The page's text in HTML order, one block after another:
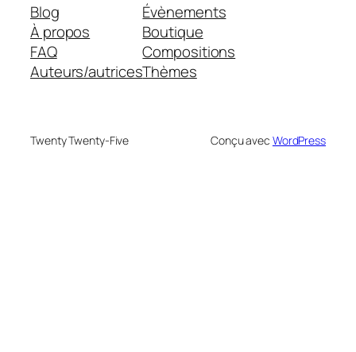
Blog
À propos
FAQ
Auteurs/autrices
Évènements
Boutique
Compositions
Thèmes
Twenty Twenty-Five Conçu avec WordPress